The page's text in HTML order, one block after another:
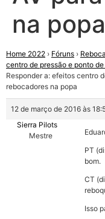
na popa
Home 2022 › Fóruns ›
centro de pressão e ponto
Responder a: efeitos centro
rebocadores na popa
12 de março de 2016 às
Sierra Pilots
Mestre
PT
bom.
CT
Isso